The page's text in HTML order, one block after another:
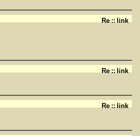
Re :: link
Re :: link
Re :: link